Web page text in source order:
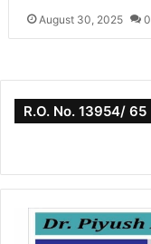
August 30, 2025 0
R.O. No. 13954/ 65